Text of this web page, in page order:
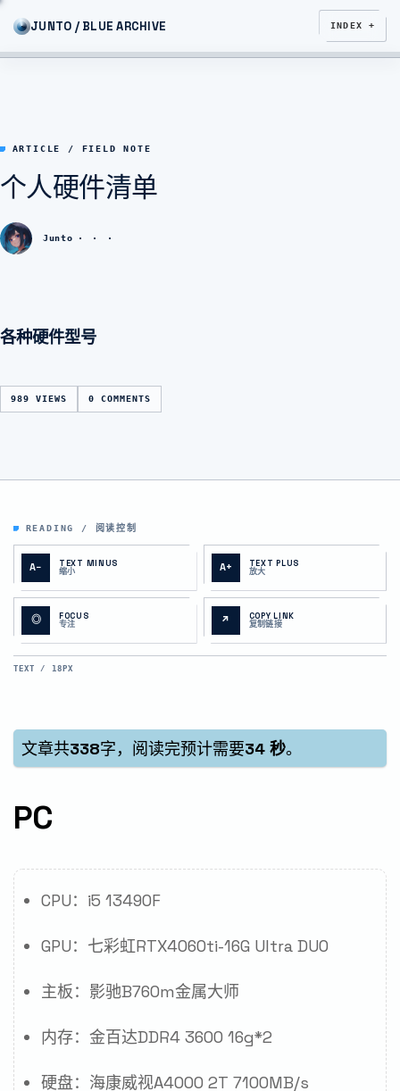
JUNTO / BLUE ARCHIVE INDEX +
ARTICLE / FIELD NOTE
个人硬件清单
Junto
各种硬件型号
989 VIEWS 0 COMMENTS
READING / 阅读控制
A− TEXT MINUS
缩小 A+ TEXT PLUS
放大
◎ FOCUS
专注 ↗ COPY LINK
复制链接
TEXT / 18PX
文章共338字，阅读完预计需要34 秒。
PC
CPU：i5 13490F
GPU：七彩虹RTX4060ti-16G Ultra DUO
主板：影驰B760m金属大师
内存：金百达DDR4 3600 16g*2
硬盘：海康威视A4000 2T 7100MB/s